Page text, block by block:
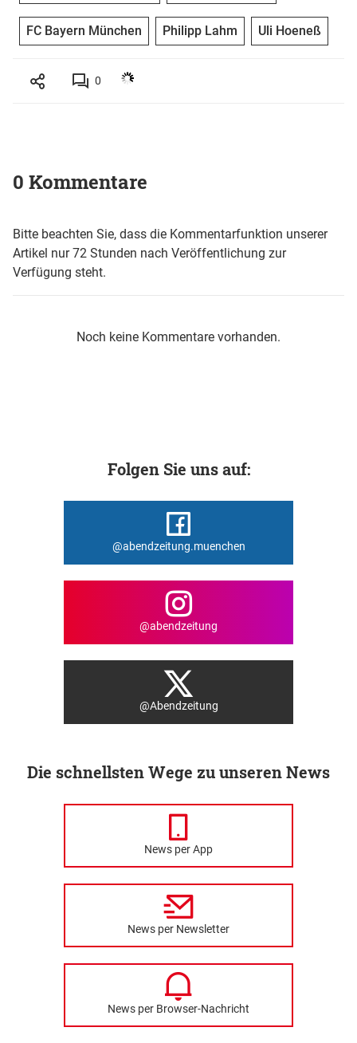
FC Bayern München Philipp Lahm Uli Hoeneß
0
0 Kommentare
Bitte beachten Sie, dass die Kommentarfunktion unserer
Artikel nur 72 Stunden nach Veröffentlichung zur
Verfügung steht.
Noch keine Kommentare vorhanden.
Folgen Sie uns auf:
@abendzeitung.muenchen
@abendzeitung
@Abendzeitung
Die schnellsten Wege zu unseren News
News per App
News per Newsletter
News per Browser-Nachricht